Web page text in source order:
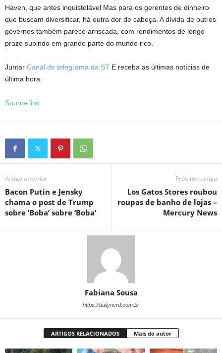
Haven, que antes inquistolável Mas para os gerentes de dinheiro
que buscam diversificar, há outra dor de cabeça. A dívida de outros
governos também parece arriscada, com rendimentos de longo
prazo subindo em grande parte do mundo rico.
Juntar Canal de telegrama da ST E receba as últimas notícias de
última hora.
Source link
Artigo anterior
Bacon Putin e Jensky
chama o post de Trump
sobre ‘Boba’ sobre ‘Boba’
Próximo artigo
Los Gatos Stores roubou
roupas de banho de lojas –
Mercury News
Fabiana Sousa
https://dailynerd.com.br
ARTIGOS RELACIONADOS Mais do autor